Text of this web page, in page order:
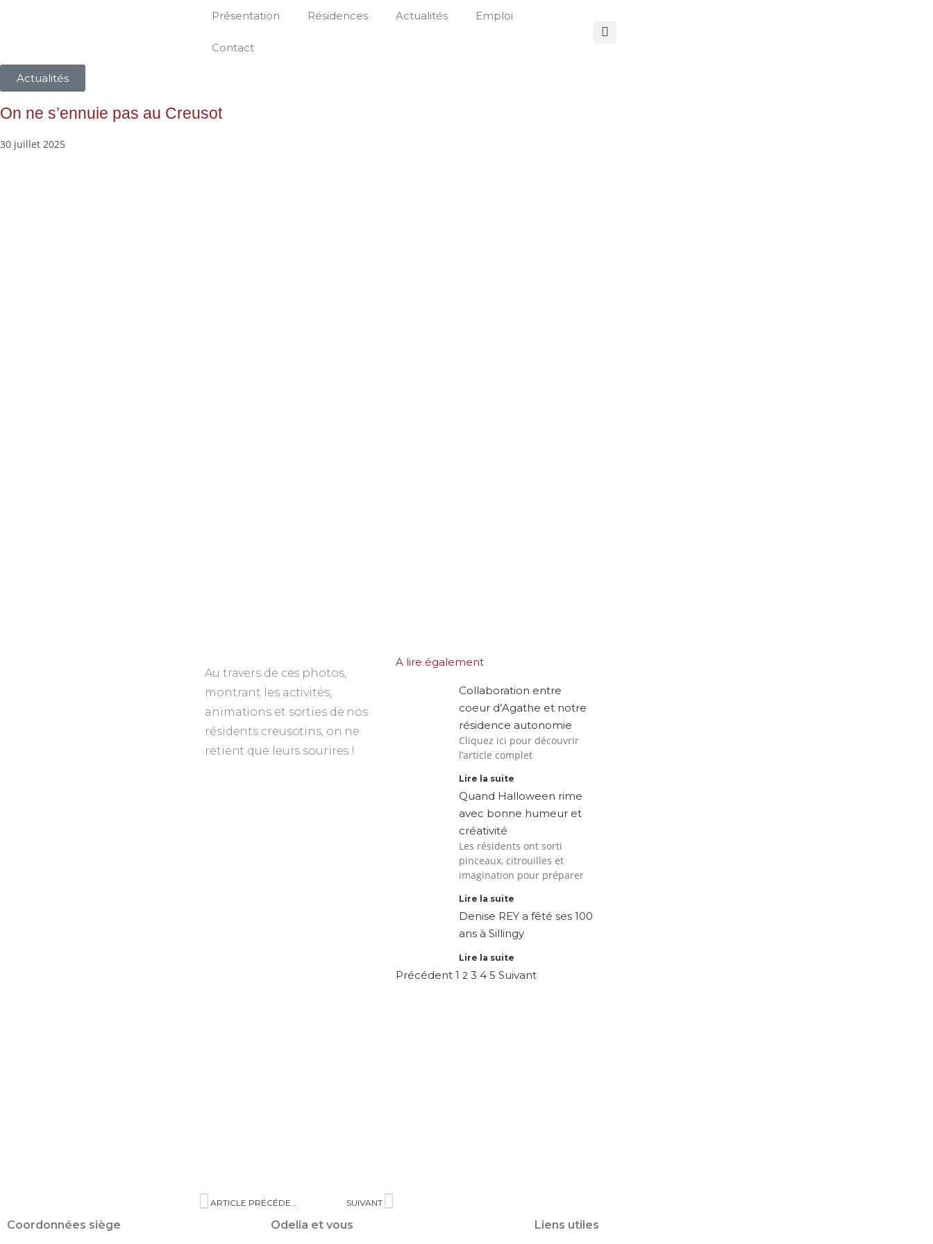
Présentation Résidences Actualités Emploi
Contact
Actualités
On ne s’ennuie pas au Creusot
30 juillet 2025
Au travers de ces photos,
montrant les activités,
animations et sorties de nos
résidents creusotins, on ne
retient que leurs sourires !
SUIVANT
A lire également
Collaboration entre
coeur d’Agathe et notre
résidence autonomie
Cliquez ici pour découvrir
l’article complet
Lire la suite
Quand Halloween rime
avec bonne humeur et
créativité
Les résidents ont sorti
pinceaux, citrouilles et
imagination pour préparer
Lire la suite
Denise REY a fêté ses 100
ans à Sillingy
Lire la suite
Précédent 1 2 3 4 5 Suivant
Coordonnées siège Odelia et vous Liens utiles